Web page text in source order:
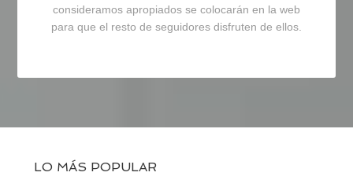
consideramos apropiados se colocarán en la web
para que el resto de seguidores disfruten de ellos.
LO MÁS POPULAR